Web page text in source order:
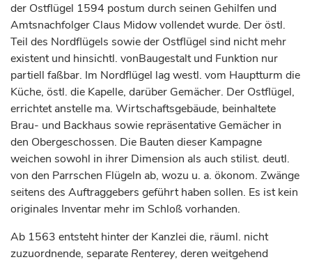
der Ostflügel 1594 postum durch seinen Gehilfen und
Amtsnachfolger Claus Midow vollendet wurde. Der östl.
Teil des Nordflügels sowie der Ostflügel sind nicht mehr
existent und hinsichtl. vonBaugestalt und Funktion nur
partiell faßbar. Im Nordflügel lag westl. vom Hauptturm die
Küche, östl. die Kapelle, darüber Gemächer. Der Ostflügel,
errichtet anstelle ma. Wirtschaftsgebäude, beinhaltete
Brau- und Backhaus sowie repräsentative Gemächer in
den Obergeschossen. Die Bauten dieser Kampagne
weichen sowohl in ihrer Dimension als auch stilist. deutl.
von den Parrschen Flügeln ab, wozu u. a. ökonom. Zwänge
seitens des Auftraggebers geführt haben sollen. Es ist kein
originales Inventar mehr im Schloß vorhanden.
Ab 1563 entsteht hinter der Kanzlei die, räuml. nicht
zuzuordnende, separate Renterey, deren weitgehend